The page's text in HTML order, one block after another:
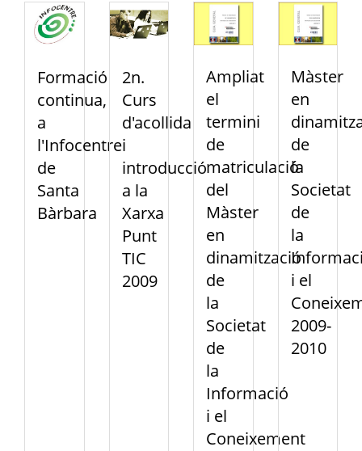
Formació
continua,
a
l'Infocentre
de
Santa
Bàrbara
2n.
Curs
d'acollida
i
introducció
a la
Xarxa
Punt
TIC
2009
Ampliat
el
termini
de
matriculació
del
Màster
en
dinamització
de
la
Societat
de
la
Informació
i el
Coneixement
Màster
en
de
la
Societat
de
la
i el
2009-
2010